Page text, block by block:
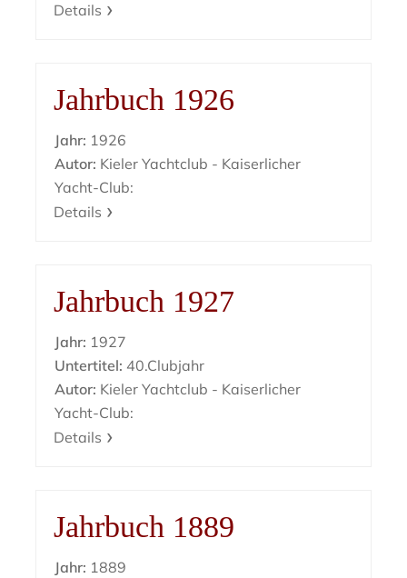
Details
Jahrbuch 1926
Jahr: 1926
Autor: Kieler Yachtclub - Kaiserlicher
Yacht-Club:
Details
Jahrbuch 1927
Jahr: 1927
Untertitel: 40.Clubjahr
Autor: Kieler Yachtclub - Kaiserlicher
Yacht-Club:
Details
Jahrbuch 1889
Jahr: 1889